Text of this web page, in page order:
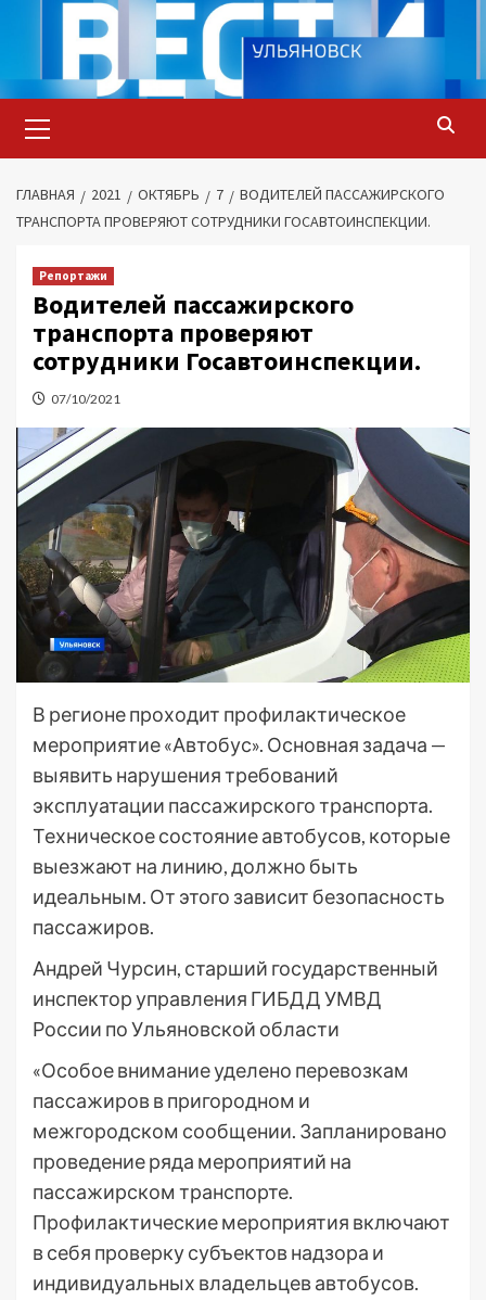
содержимому
меню
ГЛАВНАЯ 2021 ОКТЯБРЬ 7
ВОДИТЕЛЕЙ ПАССАЖИРСКОГО
ТРАНСПОРТА ПРОВЕРЯЮТ СОТРУДНИКИ ГОСАВТОИНСПЕКЦИИ.
Репортажи
Водителей пассажирского
транспорта проверяют
сотрудники Госавтоинспекции.
07/10/2021
В регионе проходит профилактическое
мероприятие «Автобус». Основная задача —
выявить нарушения требований
эксплуатации пассажирского транспорта.
Техническое состояние автобусов, которые
выезжают на линию, должно быть
идеальным. От этого зависит безопасность
пассажиров.
Андрей Чурсин, старший государственный
инспектор управления ГИБДД УМВД
России по Ульяновской области
«Особое внимание уделено перевозкам
пассажиров в пригородном и
межгородском сообщении. Запланировано
проведение ряда мероприятий на
пассажирском транспорте.
Профилактические мероприятия включают
в себя проверку субъектов надзора и
индивидуальных владельцев автобусов.